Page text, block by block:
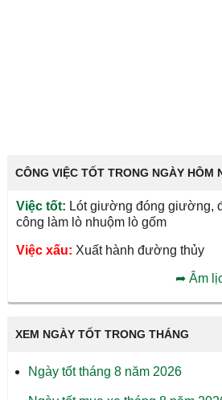
CÔNG VIỆC TỐT TRONG NGÀY HÔM
Việc tốt: Lót giường đóng giường,
công làm lò nhuộm lò gốm
Việc xấu: Xuất hành đường thủy
➦Âm
XEM NGÀY TỐT TRONG THÁNG
Ngày tốt tháng 8 năm 2026